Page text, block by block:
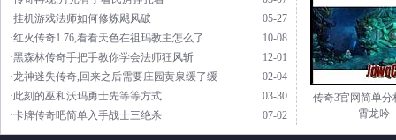
05-27
·挂机游戏法师如何修炼飓风破
10-08
·红火传奇1.76,看看天色在祖玛教主怎么了
12-01
·黑森林传奇手把手教你学会法师狂风斩
02-04
·龙神迷失传奇,回来之后需要庄园黄泉缓了缓
03-30
·此刻的巫和沃玛勇士先等等方式
07-02
·卡牌传奇吧简单入手战士三绝杀
传奇3官网简单分
霄龙吟